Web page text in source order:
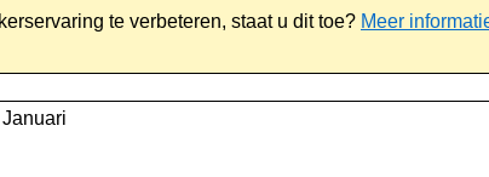
te verbeteren, staat u dit toe? Meer
Januari